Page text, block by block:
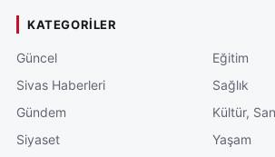
KATEGORILER
Güncel
Sivas Haberleri
Gündem
Siyaset
Eğitim
Sağlık
Kültür,
Yaşam